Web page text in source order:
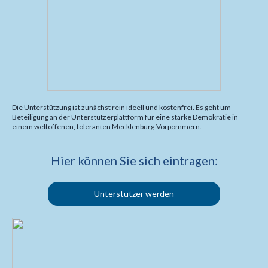
Die Unterstützung ist zunächst rein ideell und kostenfrei. Es geht um
Beteiligung an der Unterstützerplattform für eine starke Demokratie in
einem weltoffenen, toleranten Mecklenburg-Vorpommern.
Hier können Sie sich eintragen:
Unterstützer werden